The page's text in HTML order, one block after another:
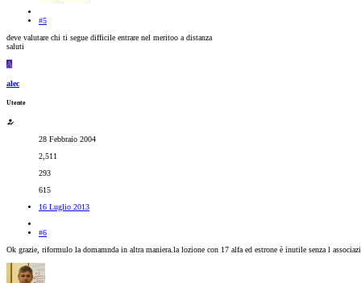
#5
deve valutare chi ti segue difficile entrare nel meritoo a distanza
saluti
A
alec
Utente
28 Febbraio 2004
2,511
293
615
16 Luglio 2013
#6
Ok grazie, riformulo la domamnda in altra maniera.la lozione con 17 alfa ed estrone è inutile senza l